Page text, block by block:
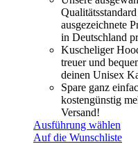
ausgezeichnete
in Deutschland
Kuscheliger
treuer und
deinen Unisex
Spare ganz
kostengünstig
Versand!
Ausführung wählen
Auf die Wunschliste